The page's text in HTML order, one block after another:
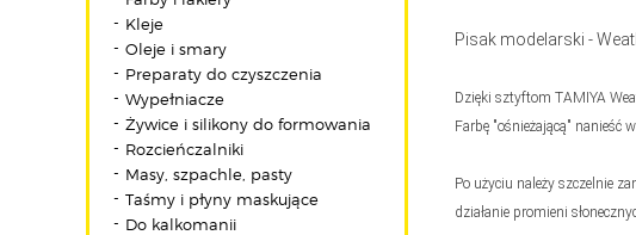
Kleje
Oleje i smary
Preparaty do czyszczenia
Wypełniacze
Żywice i silikony do formowania
Rozcieńczalniki
Masy, szpachle, pasty
Taśmy i płyny maskujące
Do kalkomanii
Pisak modelarski -
Dzięki sztyftom TAMIYA
Farbę "ośnieżającą" nanieść
Po użyciu należy szczelnie
działanie promieni